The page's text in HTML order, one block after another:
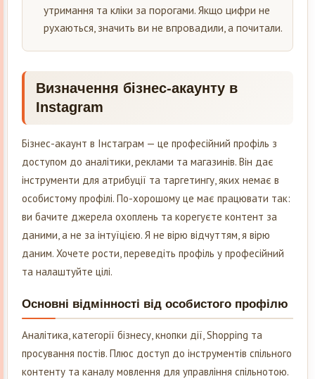
утримання та кліки за порогами. Якщо цифри не
рухаються, значить ви не впровадили, а почитали.
Визначення бізнес-акаунту в
Instagram
Бізнес-акаунт в Інстаграм — це професійний профіль з
доступом до аналітики, реклами та магазинів. Він дає
інструменти для атрибуції та таргетингу, яких немає в
особистому профілі. По-хорошому це має працювати так:
ви бачите джерела охоплень та корегуєте контент за
даними, а не за інтуїцією. Я не вірю відчуттям, я вірю
даним. Хочете рости, переведіть профіль у професійний
та налаштуйте цілі.
Основні відмінності від особистого профілю
Аналітика, категорії бізнесу, кнопки дії, Shopping та
просування постів. Плюс доступ до інструментів спільного
контенту та каналу мовлення для управління спільнотою.